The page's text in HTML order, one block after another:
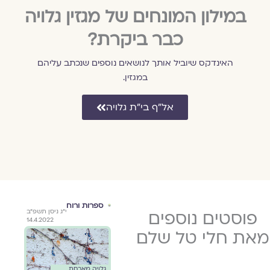
במילון המונחים של מגזין גלויה
כבר ביקרת?
האינדקס שיוביל אותך לנושאים נוספים שנכתב עליהם
במגזין.
אל״ף בי״ת גלויה
פוסטים נוספים
חלי טל שלם
תשפ״ג
באוקטובר
ספרות ורוח
י״ג ניסן תשפ״ב
14.4.2022